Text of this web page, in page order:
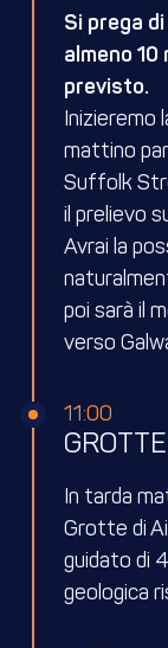
Si prega
almeno
previsto.
Inizieremo
mattino
Suffolk
il prelievo
Avrai la
poi sarà il
verso
11:00
In tarda
Grotte di
guidato di
geologica